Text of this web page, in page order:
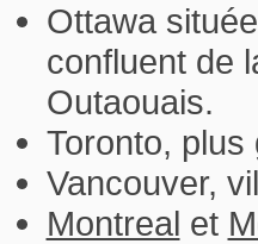
Ottawa
confluent de
Outaouais.
Toronto,
Vancouver,
Montreal et